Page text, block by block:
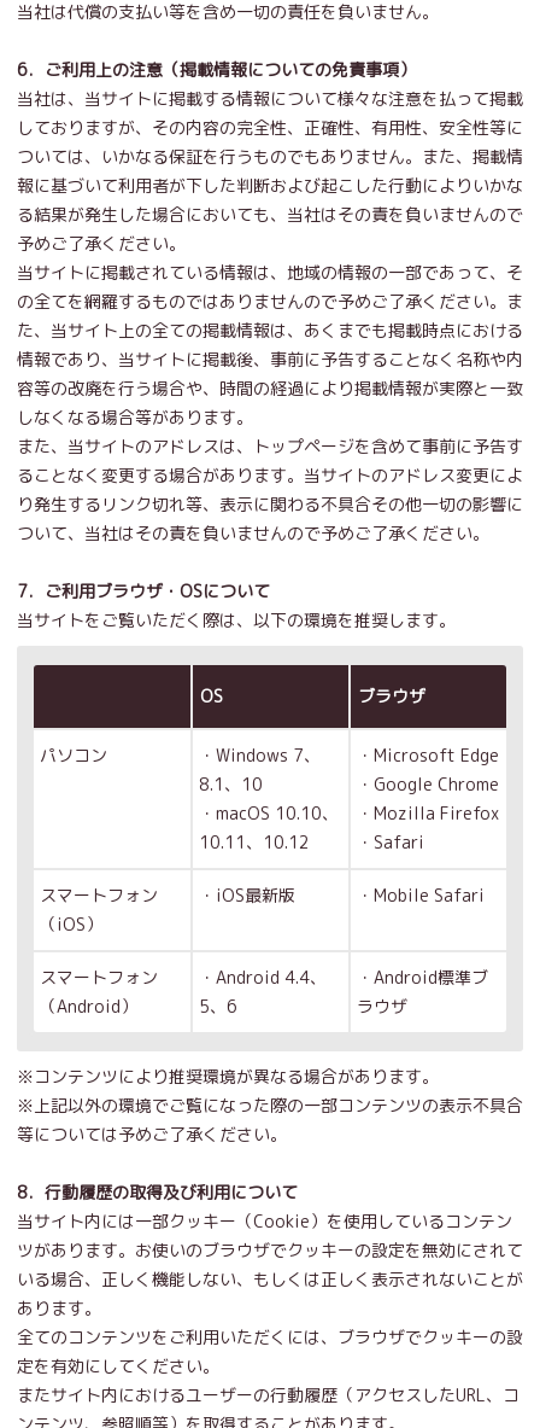
当社は代償の支払い等を含め一切の責任を負いません。
6．ご利用上の注意（掲載情報についての免責事項）
当社は、当サイトに掲載する情報について様々な注意を払って掲載
しておりますが、その内容の完全性、正確性、有用性、安全性等に
ついては、いかなる保証を行うものでもありません。また、掲載情
報に基づいて利用者が下した判断および起こした行動によりいかな
る結果が発生した場合においても、当社はその責を負いませんので
予めご了承ください。
当サイトに掲載されている情報は、地域の情報の一部であって、そ
の全てを網羅するものではありませんので予めご了承ください。ま
た、当サイト上の全ての掲載情報は、あくまでも掲載時点における
情報であり、当サイトに掲載後、事前に予告することなく名称や内
容等の改廃を行う場合や、時間の経過により掲載情報が実際と一致
しなくなる場合等があります。
また、当サイトのアドレスは、トップページを含めて事前に予告す
ることなく変更する場合があります。当サイトのアドレス変更によ
り発生するリンク切れ等、表示に関わる不具合その他一切の影響に
ついて、当社はその責を負いませんので予めご了承ください。
7．ご利用ブラウザ・OSについて
当サイトをご覧いただく際は、以下の環境を推奨します。
OS ブラウザ
パソコン
・Windows 7、
8.1、10
・macOS 10.10、
10.11、10.12
・Microsoft Edge
・Google Chrome
・Mozilla Firefox
・Safari
スマートフォン
（iOS）
・iOS最新版 ・Mobile Safari
スマートフォン
（Android）
・Android 4.4、
5、6
・Android標準ブ
ラウザ
※コンテンツにより推奨環境が異なる場合があります。
※上記以外の環境でご覧になった際の一部コンテンツの表示不具合
等については予めご了承ください。
8．行動履歴の取得及び利用について
当サイト内には一部クッキー（Cookie）を使用しているコンテン
ツがあります。お使いのブラウザでクッキーの設定を無効にされて
いる場合、正しく機能しない、もしくは正しく表示されないことが
あります。
全てのコンテンツをご利用いただくには、ブラウザでクッキーの設
定を有効にしてください。
またサイト内におけるユーザーの行動履歴（アクセスしたURL、コ